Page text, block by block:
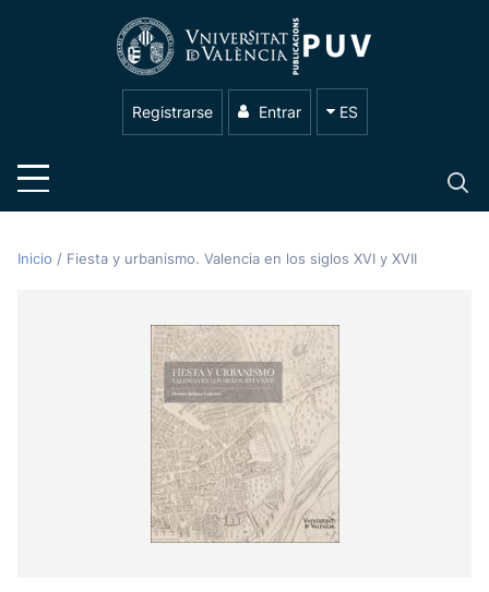
Registrarse Entrar ES
Inicio / Fiesta y urbanismo. Valencia en los siglos XVI y XVII